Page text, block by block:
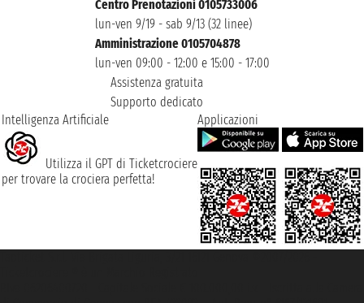
Centro Prenotazioni 0105733006
lun-ven 9/19 - sab 9/13 (32 linee)
Amministrazione 0105704878
lun-ven 09:00 - 12:00 e 15:00 - 17:00
Assistenza gratuita
Supporto dedicato
Intelligenza Artificiale
Utilizza il GPT di Ticketcrociere
per trovare la crociera perfetta!
Applicazioni